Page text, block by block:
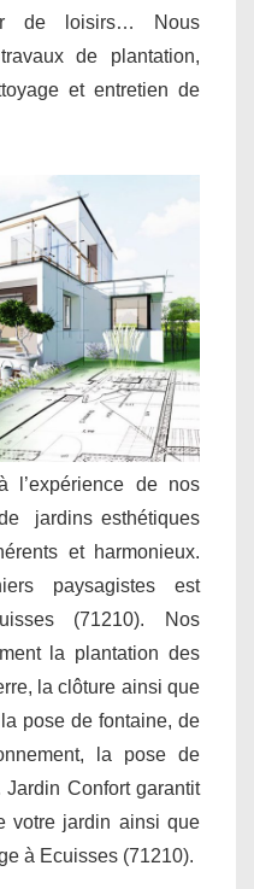
de loisirs… Nous
de plantation,
et entretien de
l’expérience de nos
jardins esthétiques
et harmonieux.
paysagistes est
(71210). Nos
la plantation des
la clôture ainsi que
pose de fontaine, de
la pose de
Confort garantit
votre jardin ainsi que
à Ecuisses (71210).